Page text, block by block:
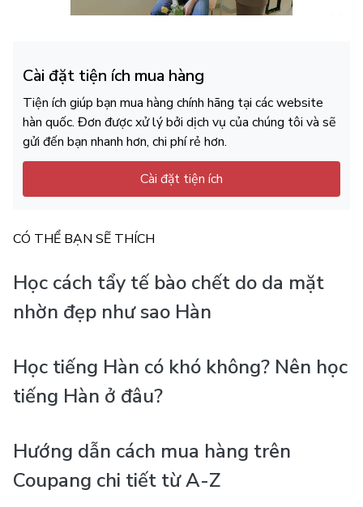
Cài đặt tiện ích mua hàng
Tiện ích giúp bạn mua hàng chính hãng tại các website
hàn quốc. Đơn được xử lý bởi dịch vụ của chúng tôi và sẽ
gửi đến bạn nhanh hơn, chi phí rẻ hơn.
Cài đặt tiện ích
CÓ THỂ BẠN SẼ THÍCH
Học cách tẩy tế bào chết do da mặt
nhờn đẹp như sao Hàn
Học tiếng Hàn có khó không? Nên học
tiếng Hàn ở đâu?
Hướng dẫn cách mua hàng trên
Coupang chi tiết từ A-Z